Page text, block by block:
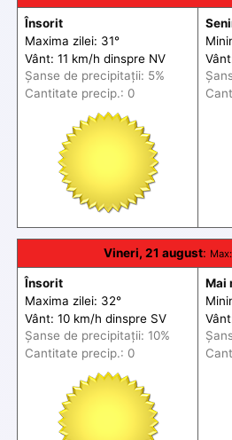
Însorit
Maxima zilei: 31°
Vânt: 11 km/h dinspre NV
Șanse de precipitații: 5%
Cantitate precip.: 0
Vineri, 21 august: Max
Însorit
Maxima zilei: 32°
Vânt: 10 km/h dinspre SV
Șanse de precipitații: 10%
Cantitate precip.: 0
Mai